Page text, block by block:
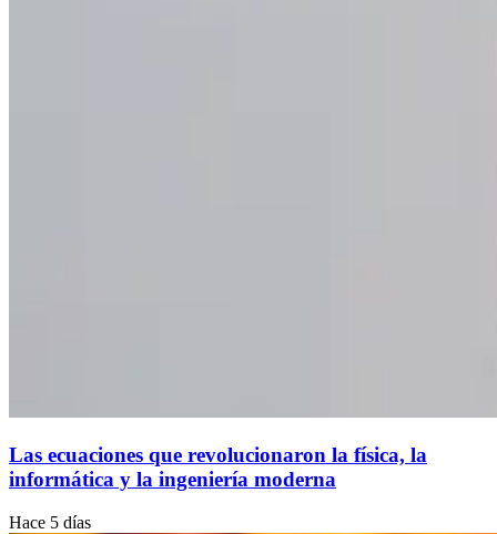
Las ecuaciones que revolucionaron la física, la
informática y la ingeniería moderna
Hace 5 días